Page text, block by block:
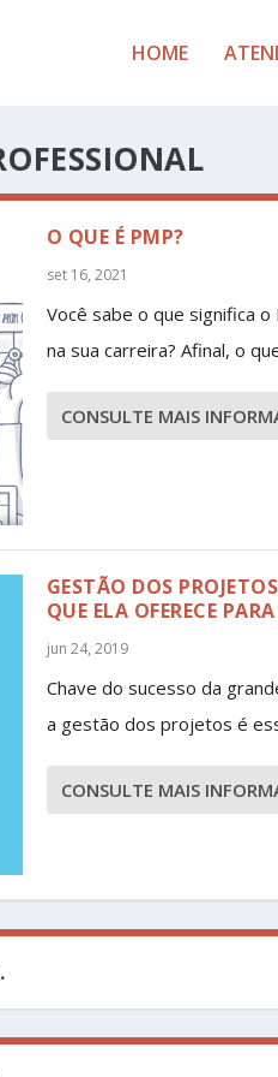
HOME
O QUE É PMP?
set 16, 2021
Você sabe o que significa
na sua carreira? Afinal, o
CONSULTE MAIS
GESTÃO DOS
QUE ELA OFERECE
jun 24, 2019
Chave do sucesso da
a gestão dos projetos é
CONSULTE MAIS